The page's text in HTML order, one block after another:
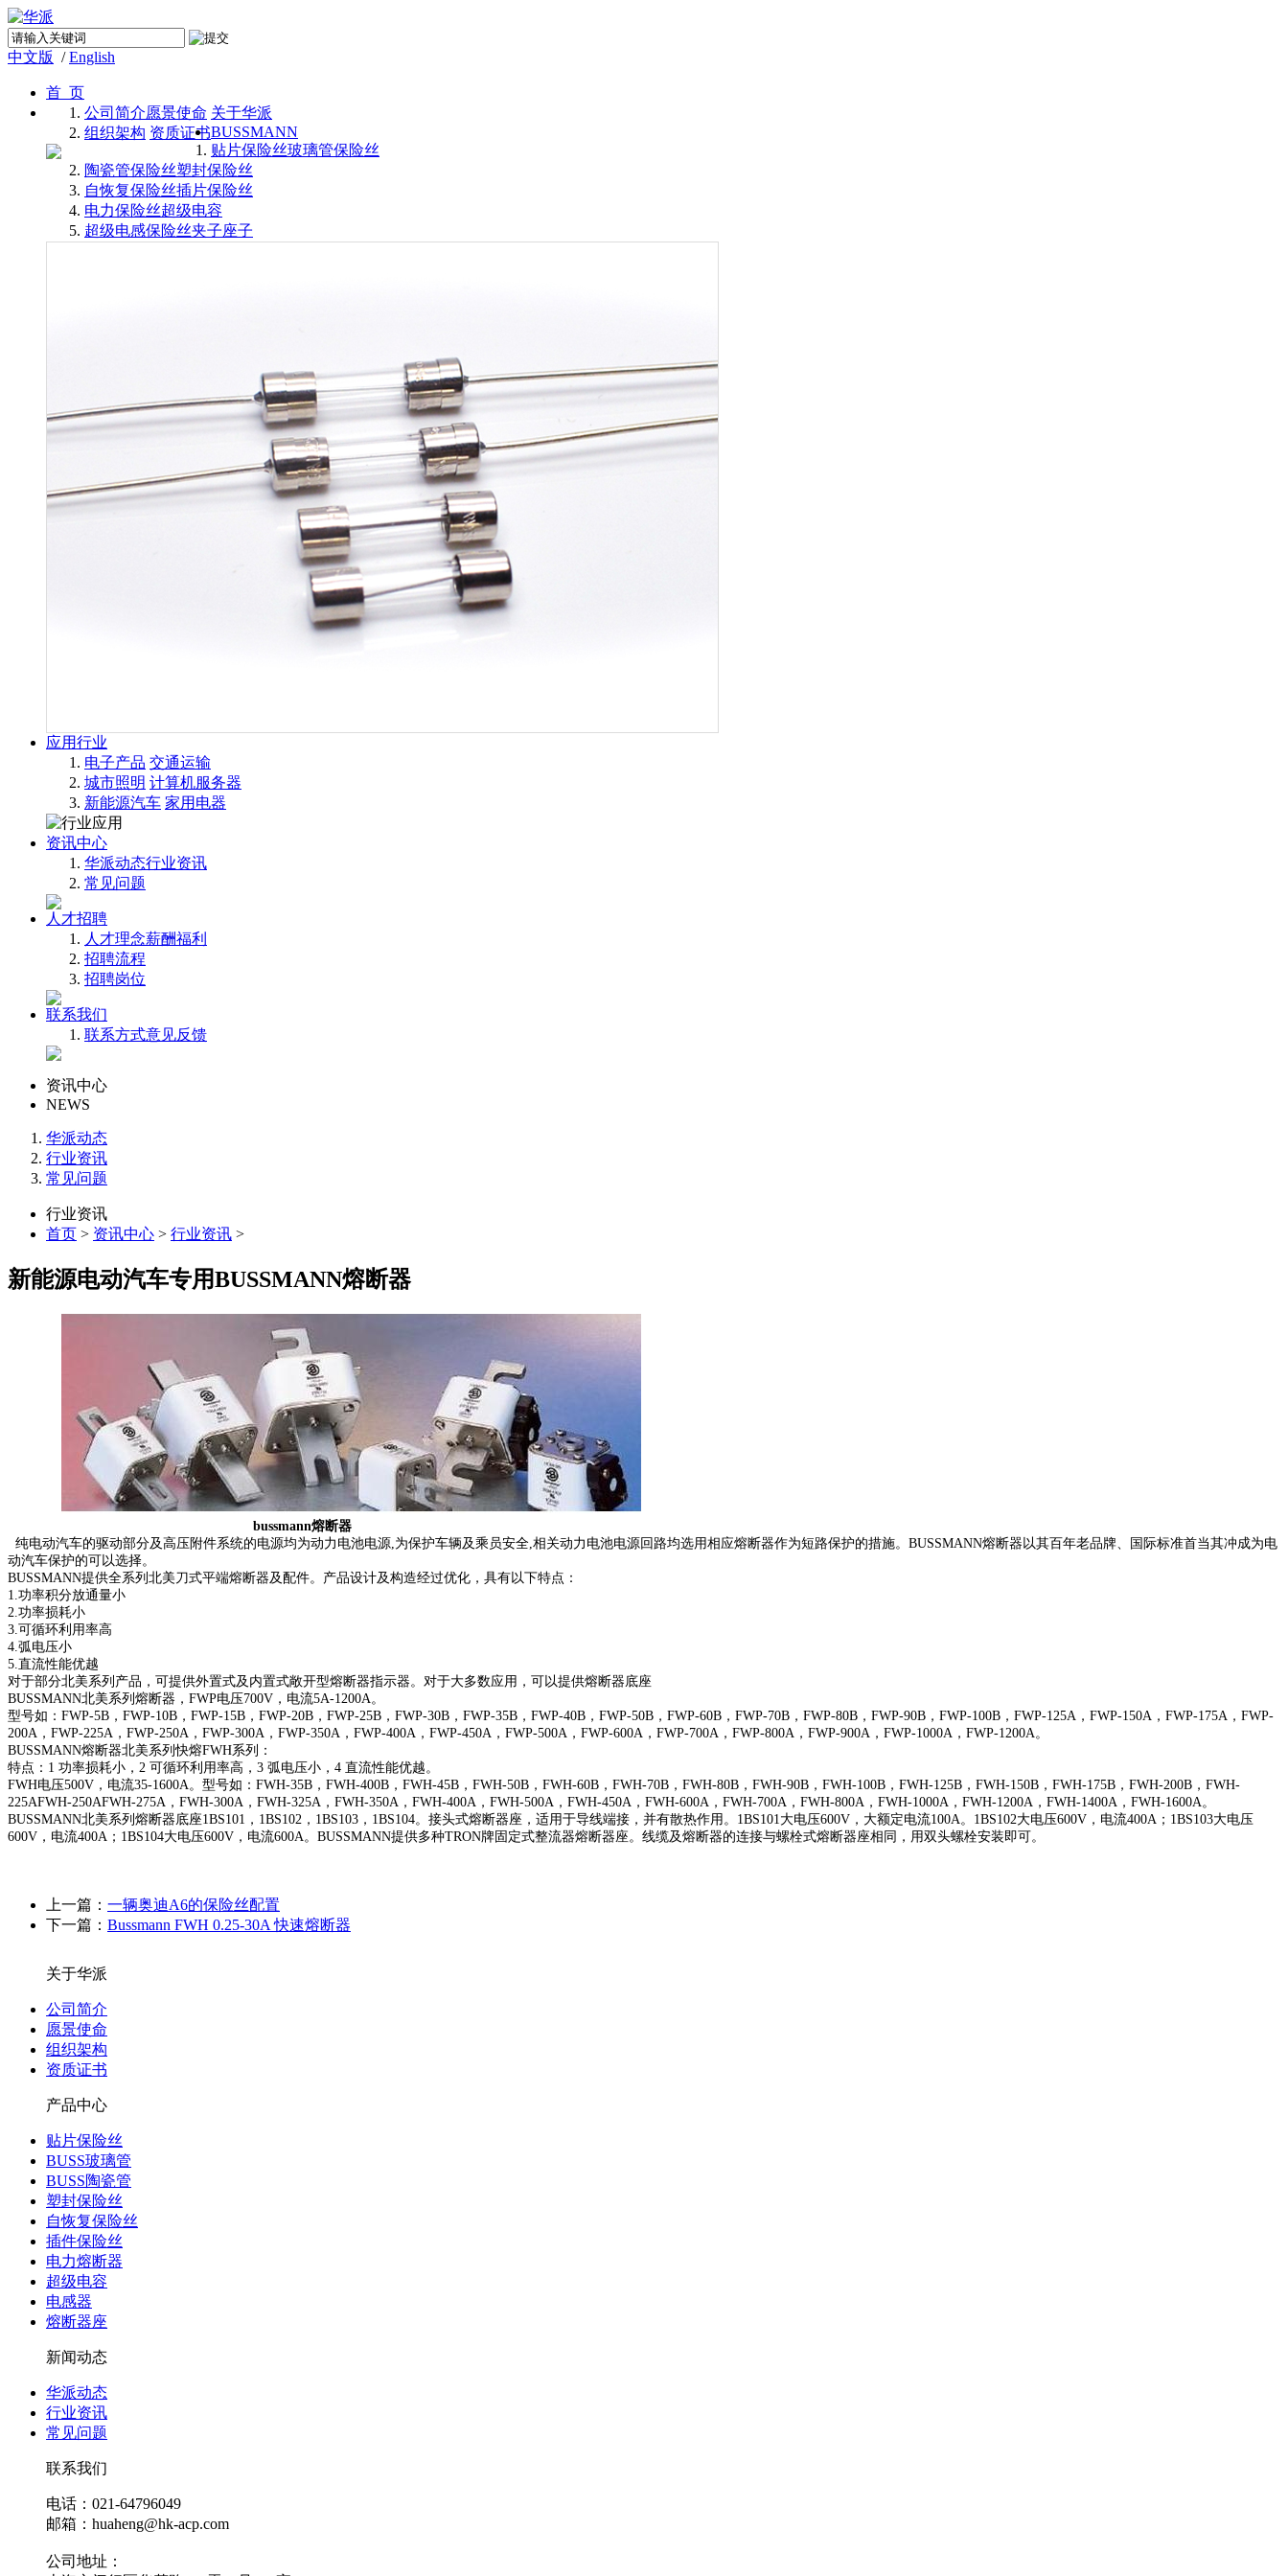
中文版 /English
首 页
关于华派
公司简介愿景使命
组织架构 资质证书BUSSMANN
贴片保险丝玻璃管保险丝
陶瓷管保险丝塑封保险丝
自恢复保险丝插片保险丝
电力保险丝超级电容
超级电感保险丝夹子座子
应用行业
电子产品 交通运输
城市照明 计算机服务器
新能源汽车 家用电器
资讯中心
华派动态行业资讯
常见问题
人才招聘
人才理念薪酬福利
招聘流程
招聘岗位
联系我们
联系方式意见反馈
资讯中心
NEWS
华派动态
行业资讯
常见问题
行业资讯
首页 > 资讯中心 > 行业资讯 >
新能源电动汽车专用BUSSMANN熔断器
bussmann熔断器
纯电动汽车的驱动部分及高压附件系统的电源均为动力电池电源,为保护车辆及乘员安全,相关动力电池电源回路均选用相应熔断器作为短路保护的措施。BUSSMANN熔断器以其百年老品牌、国际标准首当其冲成为电
动汽车保护的可以选择。
BUSSMANN提供全系列北美刀式平端熔断器及配件。产品设计及构造经过优化，具有以下特点：
1.功率积分放通量小
2.功率损耗小
3.可循环利用率高
4.弧电压小
5.直流性能优越
对于部分北美系列产品，可提供外置式及内置式敞开型熔断器指示器。对于大多数应用，可以提供熔断器底座
BUSSMANN北美系列熔断器，FWP电压700V，电流5A-1200A。
型号如：FWP-5B，FWP-10B，FWP-15B，FWP-20B，FWP-25B，FWP-30B，FWP-35B，FWP-40B，FWP-50B，FWP-60B，FWP-70B，FWP-80B，FWP-90B，FWP-100B，FWP-125A，FWP-150A，FWP-175A，FWP-
200A，FWP-225A，FWP-250A，FWP-300A，FWP-350A，FWP-400A，FWP-450A，FWP-500A，FWP-600A，FWP-700A，FWP-800A，FWP-900A，FWP-1000A，FWP-1200A。
BUSSMANN熔断器北美系列快熔FWH系列：
特点：1 功率损耗小，2 可循环利用率高，3 弧电压小，4 直流性能优越。
FWH电压500V，电流35-1600A。型号如：FWH-35B，FWH-400B，FWH-45B，FWH-50B，FWH-60B，FWH-70B，FWH-80B，FWH-90B，FWH-100B，FWH-125B，FWH-150B，FWH-175B，FWH-200B，FWH-
225AFWH-250AFWH-275A，FWH-300A，FWH-325A，FWH-350A，FWH-400A，FWH-500A，FWH-450A，FWH-600A，FWH-700A，FWH-800A，FWH-1000A，FWH-1200A，FWH-1400A，FWH-1600A。
BUSSMANN北美系列熔断器底座1BS101，1BS102，1BS103，1BS104。接头式熔断器座，适用于导线端接，并有散热作用。1BS101大电压600V，大额定电流100A。1BS102大电压600V，电流400A；1BS103大电压
600V，电流400A；1BS104大电压600V，电流600A。BUSSMANN提供多种TRON牌固定式整流器熔断器座。线缆及熔断器的连接与螺栓式熔断器座相同，用双头螺栓安装即可。
上一篇： 一辆奥迪A6的保险丝配置
下一篇： Bussmann FWH 0.25-30A 快速熔断器
关于华派
公司简介
愿景使命
组织架构
资质证书
产品中心
贴片保险丝
BUSS玻璃管
BUSS陶瓷管
塑封保险丝
自恢复保险丝
插件保险丝
电力熔断器
超级电容
电感器
熔断器座
新闻动态
华派动态
行业资讯
常见问题
联系我们
电话：021-64796049
邮箱：huaheng@hk-acp.com
公司地址：